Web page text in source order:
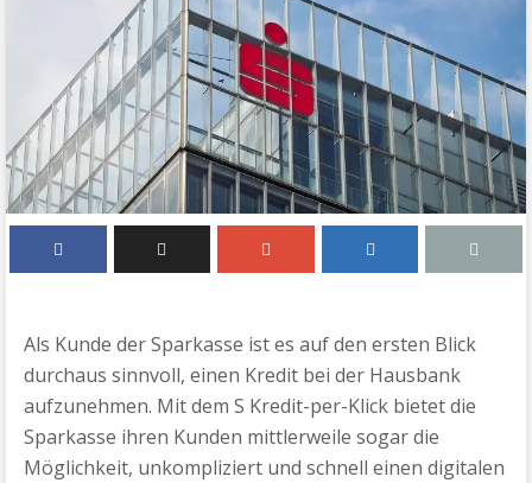
Als Kunde der Sparkasse ist es auf den ersten Blick
durchaus sinnvoll, einen Kredit bei der Hausbank
aufzunehmen. Mit dem S Kredit-per-Klick bietet die
Sparkasse ihren Kunden mittlerweile sogar die
Möglichkeit, unkompliziert und schnell einen digitalen